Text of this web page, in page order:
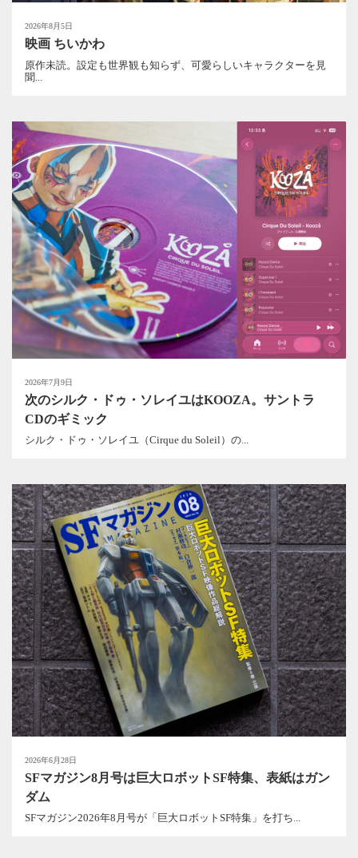
2026年8月5日
映画 ちいかわ
原作未読。設定も世界観も知らず、可愛らしいキャラクターを見
聞...
2026年7月9日
次のシルク・ドゥ・ソレイユはKOOZA。サントラ
CDのギミック
シルク・ドゥ・ソレイユ（Cirque du Soleil）の...
2026年6月28日
SFマガジン8月号は巨大ロボットSF特集、表紙はガン
ダム
SFマガジン2026年8月号が「巨大ロボットSF特集」を打ち...